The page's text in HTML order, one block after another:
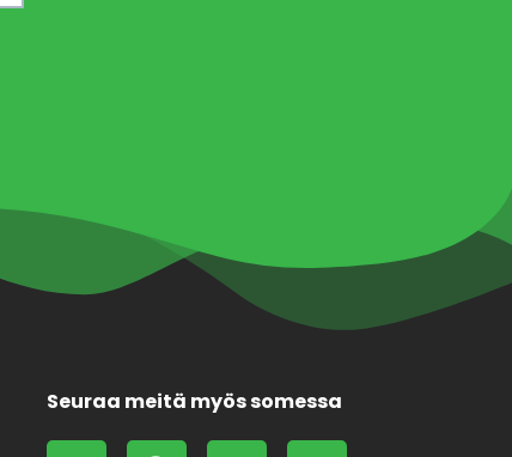
Seuraa meitä myös somessa